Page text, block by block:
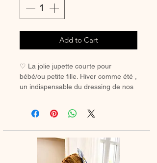
Add to Cart
♡ La jolie jupette courte pour
bébé/ou petite fille. Hiver comme été ,
un indispensable du dressing de nos
à la main.
disponibilité chez mes fournisseurs.
♡ Le délai de fabrication est de 15 à